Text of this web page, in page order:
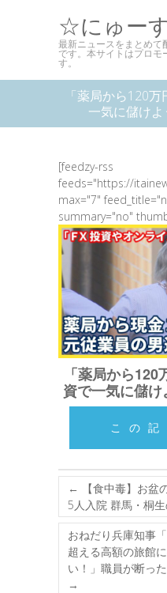
☆にゅー
最新ニュースをまとめて
です。本サイトはプロモ
す。
「薬局から120
一気に儲けよ
[feedzy-rss
feeds="https://
max="7"
summary="no"
「薬局から
資で一気に儲け
この
←
【食中毒】お盆
5人入院 群馬・桐
おねだり兵庫知事
超える高額の旅館
い！」職員が断っ
→